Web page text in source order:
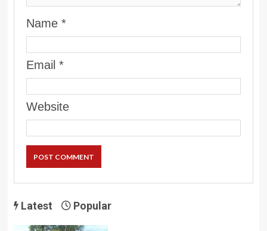
Name*
Email*
Website
Latest Popular